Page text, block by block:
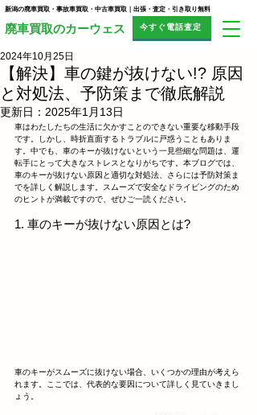
今すぐ電話査定
​廃車買取のカーウェス
新潟の廃車買取・事故車買取・中古車買取｜出張・査定・引き取り無料
【解決】車の鍵が抜けない!? 原因
と対処法、予防策まで徹底解説
2024年10月25日
更新日： 2025年1月13日
車はわたしたちの生活に欠かすことのできない重要な移動手段
です。しかし、時折直面するトラブルに戸惑うこともありま
す。中でも、車のキーが抜けないという一見些細な問題は、運
転手にとって大きなストレスとなりがちです。本ブログでは、
車のキーが抜けない原因と適切な対処法、さらには予防対策ま
でを詳しく解説します。スムーズで安全なドライビングのため
のヒントが満載ですので、ぜひご一読ください。
1. 車のキーが抜けない原因とは?
車のキーがスムーズに抜けない場合、いくつかの理由が考えら
れます。ここでは、代表的な要因について詳しく見ていきまし
ょう。